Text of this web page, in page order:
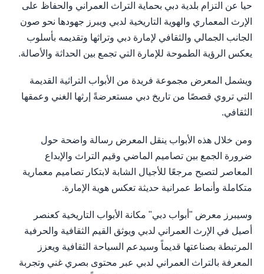
حيا عن التزام بلدية دبي بحماية التراث العمراني والحفاظ على
الإرث المعماري والهوية التاريخية لدبي ويبرز جهودها نحو صون
الجانب الجمالي والثقافي لإمارة دبي وتراثها وتقديمه بأسلوب
يعكس الرؤية الطموحة للإمارة التي تجمع بين الحداثة والأصالة.
ويشمل المعرض مجموعة فريدة من الأبواب التراثية القديمة
التي تروي قصصًا من تاريخ دبي مستعرضةً إرثها الغني وعمقها
الثقافي.
ومن خلال هذه الأبواب ينقل المعرض رسالة واضحة حول
ضرورة الجمع بين تصاميم الماضي وقيم التراث والإبداع
المعاصر لتصبح مرجعًا للأجيال الشابة لابتكار تصاميم معمارية
متكاملة وأنماط عمرانية حديثة تعكس هوية الإمارة.
وسيبرز معرض "أبواب دبي" مكانة الأبواب التاريخية كعنصر
أصيل في الإرث العمراني لدبي ويوثق القيم الثقافية والحرفية
المرتبطة بصناعتها قديماً وسيدعم السياحة الثقافية ويعزز
المعرفة بالتراث العمراني لدبي عبر محتوى بصري غني وتجربة